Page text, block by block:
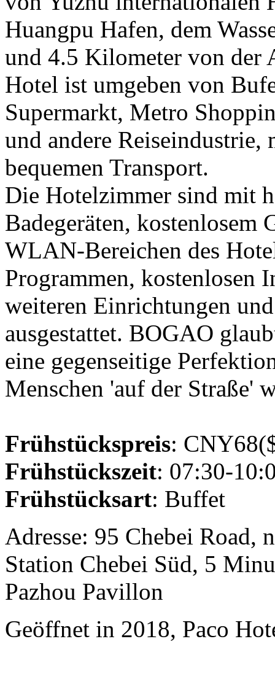
Huangpu Hafen, dem
und 4.5 Kilometer von der
Hotel ist umgeben von
Supermarkt, Metro
und andere Reiseindustrie,
bequemen Transport.
Die Hotelzimmer sind mit
Badegeräten, kostenlosem
WLAN-Bereichen des
Programmen, kostenlosen
weiteren Einrichtungen
ausgestattet. BOGAO
eine gegenseitige
Menschen 'auf der Straße'
Frühstückspreis:
Frühstückszeit: 07:30-
Frühstücksart: Buffet
Adresse: 95 Chebei Road,
Station Chebei Süd, 5
Pazhou Pavillon
Geöffnet in 2018, Paco